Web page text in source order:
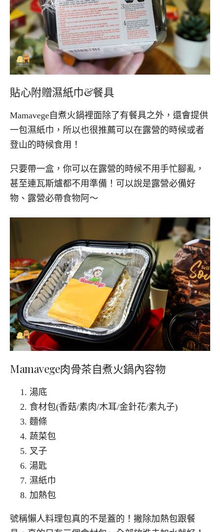
貼心附贈濕紙巾&餐具
Mamavege自煮火鍋裡面除了有餐具之外，還會提供
一包濕紙巾，所以也很推薦可以在露營的時候或者
登山的時候食用！
只要帶一盒，你可以在露營的時候不用手忙腳亂，
甚至連瓦斯爐都不用準備！可以說是露營必備好
物、露營必帶食物阿～
Mamavege肉骨茶自煮火鍋內容物
湯底
食材包(香菇/素肉/木耳/金針花/素丸子)
麵條
蔬菜包
叉子
湯匙
濕紙巾
加熱包
號稱懶人料理包真的不是蓋的！撇除加熱包跟餐